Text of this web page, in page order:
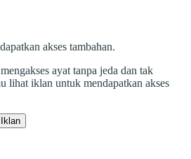
akses tambahan.
ayat tanpa jeda dan tak
lihat iklan untuk mendapatkan akses